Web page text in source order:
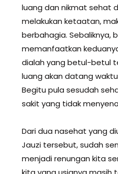
luang dan nikmat sehat
melakukan ketaatan,
berbahagia. Sebaliknya,
memanfaatkan
dialah yang betul-betul
luang akan datang
Begitu pula sesudah
sakit yang tidak
Dari dua nasehat yang
Jauzi tersebut, sudah
menjadi renungan kita